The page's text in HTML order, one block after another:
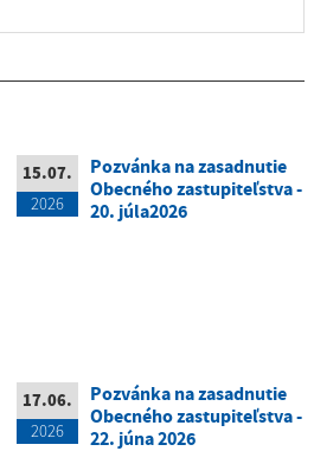
15.07.
2026
Pozvánka na zasadnutie
Obecného zastupiteľstva -
20. júla2026
17.06.
2026
Pozvánka na zasadnutie
Obecného zastupiteľstva -
22. júna 2026